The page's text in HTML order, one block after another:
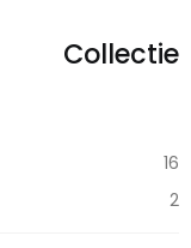
Collectie
16
2